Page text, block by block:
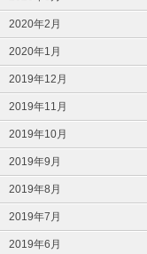
2020年2月
2020年1月
2019年12月
2019年11月
2019年10月
2019年9月
2019年8月
2019年7月
2019年6月